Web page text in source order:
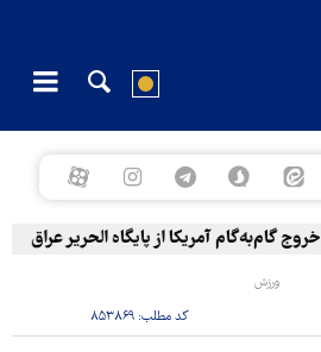
گام‌به‌گام آمریکا از پایگاه الحریر عراق
ورزش
کد مطلب:۸۵۳۸۶۹